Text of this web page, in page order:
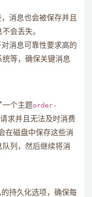
消息也会被保存并且
会丢失。
消息可靠性要求高的
等，确保关键消息
一个主题order-
求并且无法及时消费
在磁盘中保存这些消
列，然后继续将消
持久化选项，确保每